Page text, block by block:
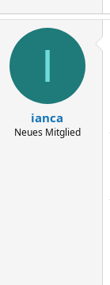
I
ianca
Neues Mitglied